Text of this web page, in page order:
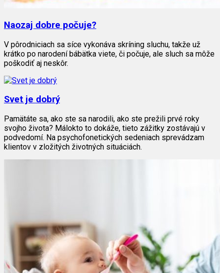
Naozaj dobre počuje?
V pôrodniciach sa síce vykonáva skríning sluchu, takže už
krátko po narodení bábätka viete, či počuje, ale sluch sa môže
poškodiť aj neskôr.
Svet je dobrý
Pamätáte sa, ako ste sa narodili, ako ste prežili prvé roky
svojho života? Málokto to dokáže, tieto zážitky zostávajú v
podvedomí. Na psychofonetických sedeniach sprevádzam
klientov v zložitých životných situáciách.